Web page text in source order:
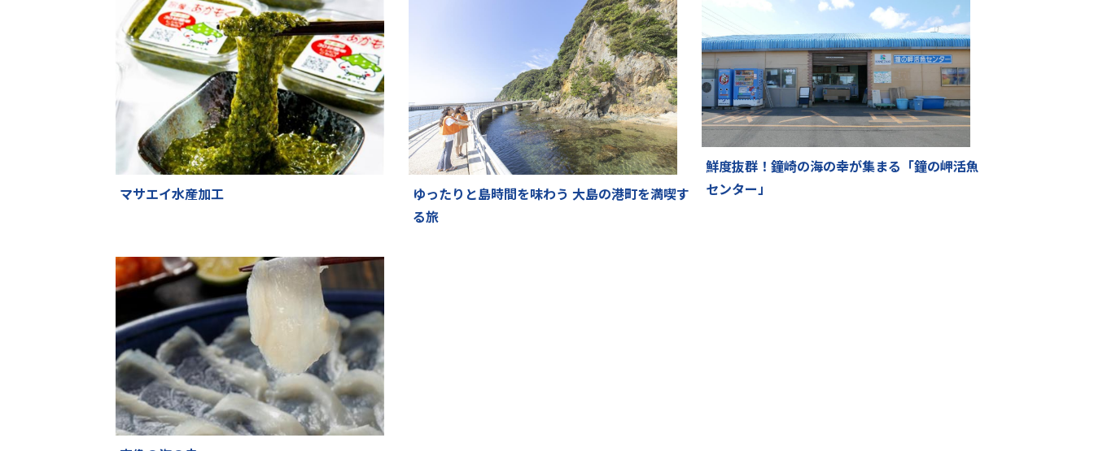
マサエイ水産加工
ゆったりと島時間を味わう 大島の港町を満喫す
る旅
鮮度抜群！鐘崎の海の幸が集まる「鐘の岬活魚
センター」